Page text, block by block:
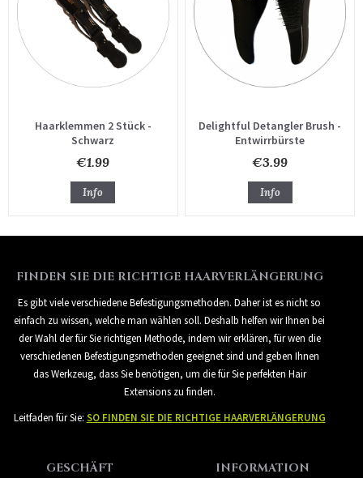
Haarklemmen 2 Stück -
Schwarz
€1.99
Info
Delightful Detangler Brush -
Entwirrbürste
€3.99
Info
FINDEN SIE DIE RICHTIGE HAARVERLÄNGERUNG
Es gibt viele verschiedene Befestigungsmethoden. Daher ist es nicht so
einfach zu wissen, welche man wählen soll. Deshalb helfen wir Ihnen bei
der Wahl der für Sie richtigen Methode, indem wir erklären, für wen die
verschiedenen Befestigungsmethoden geeignet sind und geben Ihnen
das Werkzeug, dass Sie benötigen, um die für Sie perfekten Hair
Extensions zu finden.
Leitfaden für Sie: SO FINDEN SIE DIE RICHTIGE HAARVERLÄNGERUNG
GESCHÄFT INFORMATION